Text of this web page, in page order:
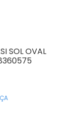
SOL OVAL